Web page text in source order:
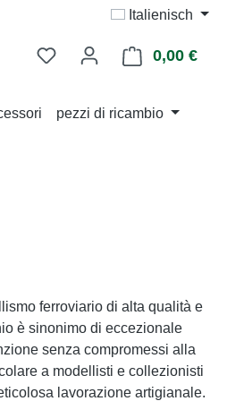
Italienisch
0,00 €Il
pezzi di ricambio
ferroviario di alta qualità e
è sinonimo di eccezionale
senza compromessi alla
a modellisti e collezionisti
lavorazione artigianale.